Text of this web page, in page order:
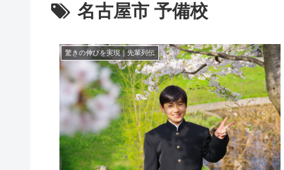
名古屋市 予備校
驚きの伸びを実現｜先輩列伝